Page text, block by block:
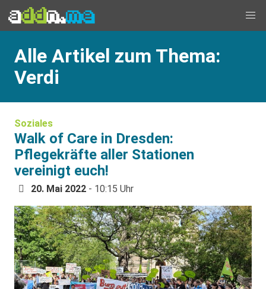
Alle Artikel zum Thema:
Verdi
Soziales
Walk of Care in Dresden:
Pflegekräfte aller Stationen
vereinigt euch!
20. Mai 2022 - 10:15 Uhr